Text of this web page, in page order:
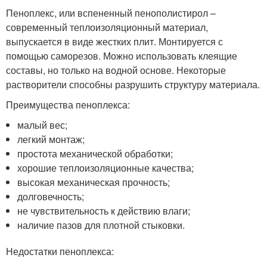
Пеноплекс, или вспененный пенополистирол –
современный теплоизоляционный материал,
выпускается в виде жестких плит. Монтируется с
помощью саморезов. Можно использовать клеящие
составы, но только на водной основе. Некоторые
растворители способны разрушить структуру материала.
Преимущества пеноплекса:
малый вес;
легкий монтаж;
простота механической обработки;
хорошие теплоизоляционные качества;
высокая механическая прочность;
долговечность;
не чувствительность к действию влаги;
наличие пазов для плотной стыковки.
Недостатки пеноплекса: